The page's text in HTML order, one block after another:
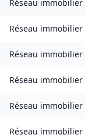
Réseau immobilier
Réseau immobilier
Réseau immobilier
Réseau immobilier
Réseau immobilier
Réseau immobilier